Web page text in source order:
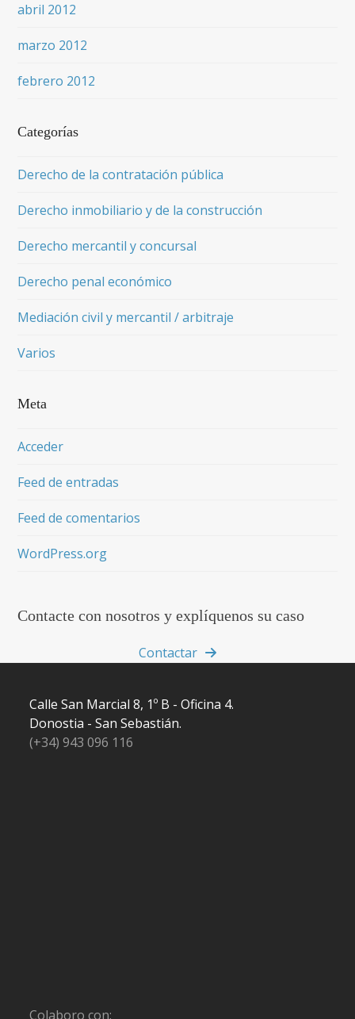
abril 2012
marzo 2012
febrero 2012
Categorías
Derecho de la contratación pública
Derecho inmobiliario y de la construcción
Derecho mercantil y concursal
Derecho penal económico
Mediación civil y mercantil / arbitraje
Varios
Meta
Acceder
Feed de entradas
Feed de comentarios
WordPress.org
Contacte con nosotros y explíquenos su caso
Contactar
Calle San Marcial 8, 1º B - Oficina 4.
Donostia - San Sebastián.
(+34) 943 096 116
Colaboro con: